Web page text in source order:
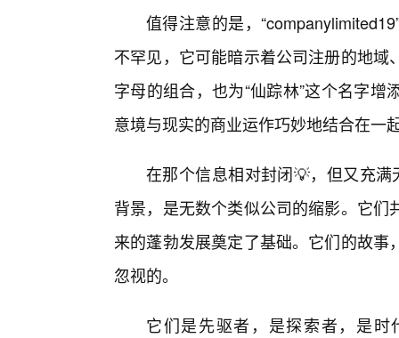
值得注意的是，
不罕见，它可能暗示着公司注册的地
字母的组合，也为“仙踪林”这个名字
意境与现实的商业运作巧妙地结合在一
在那个信息相对封闭💡，但又充满
背景，是无数个类似公司的缩影。它
来的蓬勃发展奠定了基础。它们的故
忽视的。
它们是先驱者，是探索者，是